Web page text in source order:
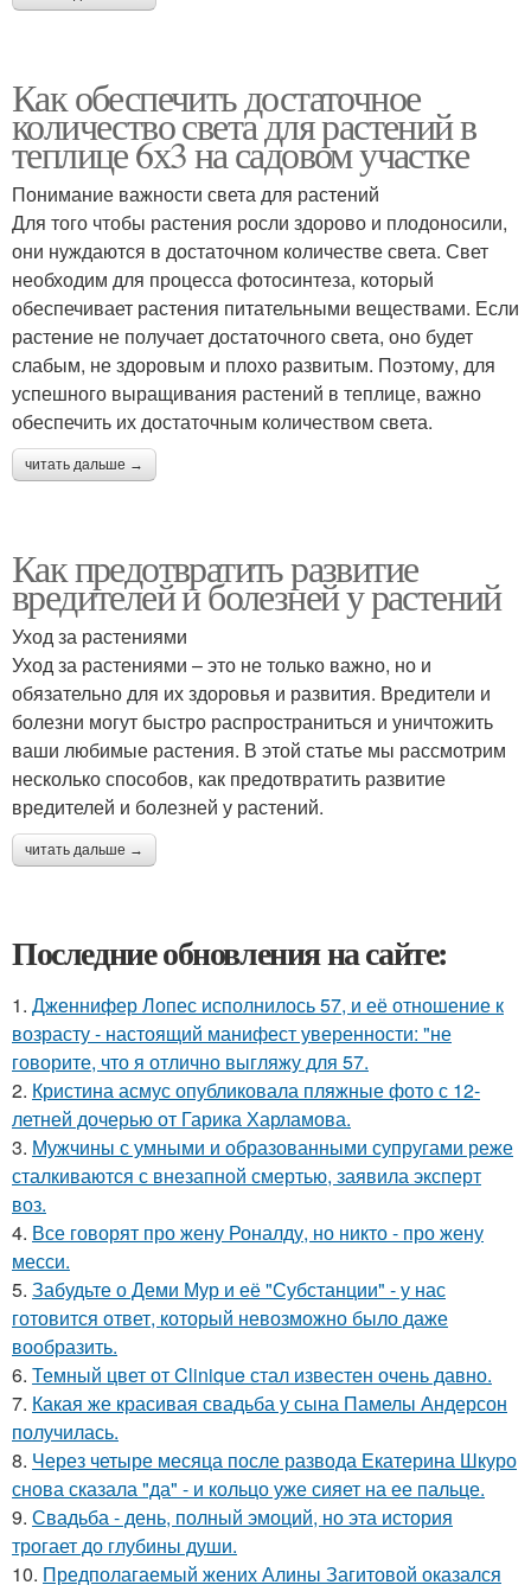
Как обеспечить достаточное
количество света для растений в
теплице 6х3 на садовом участке
Понимание важности света для растений
Для того чтобы растения росли здорово и плодоносили,
они нуждаются в достаточном количестве света. Свет
необходим для процесса фотосинтеза, который
обеспечивает растения питательными веществами. Если
растение не получает достаточного света, оно будет
слабым, не здоровым и плохо развитым. Поэтому, для
успешного выращивания растений в теплице, важно
обеспечить их достаточным количеством света.
читать дальше →
Как предотвратить развитие
вредителей и болезней у растений
Уход за растениями
Уход за растениями – это не только важно, но и
обязательно для их здоровья и развития. Вредители и
болезни могут быстро распространиться и уничтожить
ваши любимые растения. В этой статье мы рассмотрим
несколько способов, как предотвратить развитие
вредителей и болезней у растений.
читать дальше →
Последние обновления на сайте:
1. Дженнифер Лопес исполнилось 57, и её отношение к
возрасту - настоящий манифест уверенности: "не
говорите, что я отлично выгляжу для 57.
2. Кристина асмус опубликовала пляжные фото с 12-
летней дочерью от Гарика Харламова.
3. Мужчины с умными и образованными супругами реже
сталкиваются с внезапной смертью, заявила эксперт
воз.
4. Все говорят про жену Роналду, но никто - про жену
месси.
5. Забудьте о Деми Мур и её "Субстанции" - у нас
готовится ответ, который невозможно было даже
вообразить.
6. Темный цвет от Clinique стал известен очень давно.
7. Какая же красивая свадьба у сына Памелы Андерсон
получилась.
8. Через четыре месяца после развода Екатерина Шкуро
снова сказала "да" - и кольцо уже сияет на ее пальце.
9. Свадьба - день, полный эмоций, но эта история
трогает до глубины души.
10. Предполагаемый жених Алины Загитовой оказался